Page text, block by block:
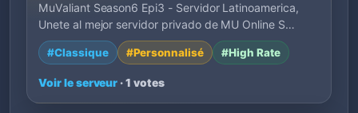
MuValiant Season6 Epi3 - Servidor Latinoamerica,
Unete al mejor servidor privado de MU Online S…
#Classique #Personnalisé #High Rate
Voir le serveur · 1 votes